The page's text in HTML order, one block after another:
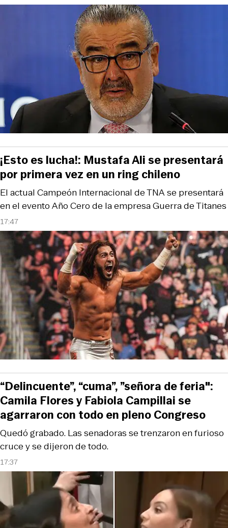
17:47
El actual Campeón Internacional de TNA se presentará
en el evento Año Cero de la empresa Guerra de Titanes
¡Esto es lucha!: Mustafa Ali se presentará
por primera vez en un ring chileno
17:37
Quedó grabado. Las senadoras se trenzaron en furioso
cruce y se dijeron de todo.
“Delincuente”, “cuma”, ”señora de feria":
Camila Flores y Fabiola Campillai se
agarraron con todo en pleno Congreso